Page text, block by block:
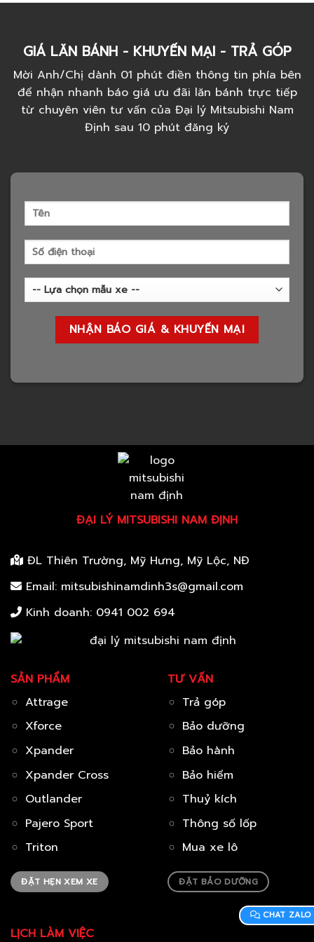
GIÁ LĂN BÁNH - KHUYẾN MẠI - TRẢ GÓP
Mời Anh/Chị dành 01 phút điền thông tin phía bên
để nhận nhanh báo giá ưu đãi lăn bánh trực tiếp
từ chuyên viên tư vấn của Đại lý Mitsubishi Nam
Định sau 10 phút đăng ký
ĐẠI LÝ MITSUBISHI NAM ĐỊNH
ĐL Thiên Trường, Mỹ Hưng, Mỹ Lộc, NĐ
Email: mitsubishinamdinh3s@gmail.com
Kinh doanh: 0941 002 694
SẢN PHẨM
Attrage
Xforce
Xpander
Xpander Cross
Outlander
Pajero Sport
Triton
ĐẶT HẸN XEM XE
LỊCH LÀM VIỆC
TƯ VẤN
Trả góp
Bảo dưỡng
Bảo hành
Bảo hiểm
Thuỷ kích
Thông số lốp
Mua xe lô
ĐẶT BẢO DƯỠNG
CHAT ZALO